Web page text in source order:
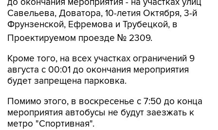
Савельева, Доватора, 10-летия Октября, 3-й
Фрунзенской, Ефремова и Трубецкой, в
Проектируемом проезде № 2309.
Кроме того, на всех участках ограничений 9
августа с 00:01 до окончания мероприятия
будет запрещена парковка.
Помимо этого, в воскресенье с 7:50 до конца
мероприятия автобусы не будут заезжать к
метро "Спортивная".